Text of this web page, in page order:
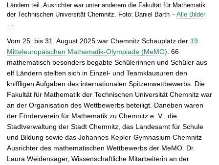
l
e
e
ö
Ländern teil. Ausrichter war unter anderem die Fakultät für Mathematik
der Technischen Universität Chemnitz. Foto: Daniel Barth –Alle Bilder
Vom 25. bis 31. August 2025 war Chemnitz Schauplatz der 19.
Mitteleuropäischen Mathematik-Olympiade (MeMO). 66
mathematisch besonders begabte Schülerinnen und Schüler aus
elf Ländern stellten sich in Einzel- und Teamklausuren den
kniffligen Aufgaben des internationalen Spitzenwettbewerbs. Die
Fakultät für Mathematik der Technischen Universität Chemnitz war
an der Organisation des Wettbewerbs beteiligt. Daneben waren
der Förderverein für Mathematik zu Chemnitz e. V., die
Stadtverwaltung der Stadt Chemnitz, das Landesamt für Schule
und Bildung sowie das Johannes-Kepler-Gymnasium Chemnitz
Ausrichter des mathematischen Wettbewerbs der MeMO. Dr.
Laura Weidensager, Wissenschaftliche Mitarbeiterin an der